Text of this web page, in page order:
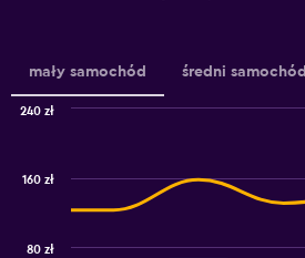
values.
Range:
0
mały samochód średni samochód
80 zł
160 zł
240 zł